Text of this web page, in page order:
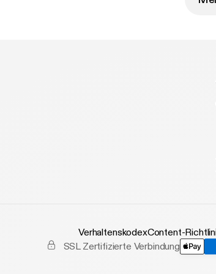
VerhaltenskodexContent-
SSL Zertifizierte Verbindung